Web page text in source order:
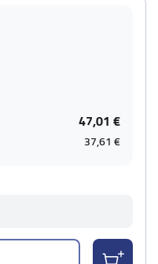
47,01 €
37,61 €